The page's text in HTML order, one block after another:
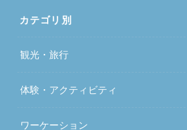
カテゴリ別
観光・旅行
体験・アクティビティ
ワーケーション